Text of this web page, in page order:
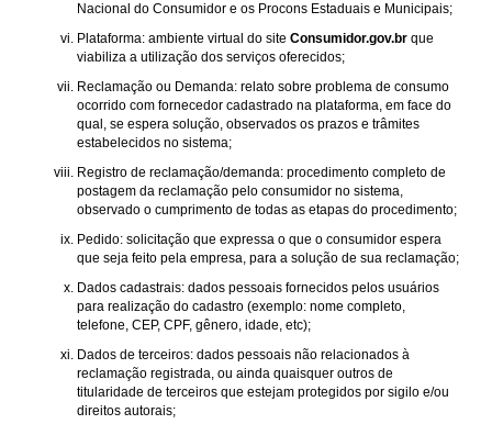
Nacional do Consumidor e os Procons Estaduais e Municipais;
Plataforma: ambiente virtual do site Consumidor.gov.br que
viabiliza a utilização dos serviços oferecidos;
Reclamação ou Demanda: relato sobre problema de consumo
ocorrido com fornecedor cadastrado na plataforma, em face do
qual, se espera solução, observados os prazos e trâmites
estabelecidos no sistema;
Registro de reclamação/demanda: procedimento completo de
postagem da reclamação pelo consumidor no sistema,
observado o cumprimento de todas as etapas do procedimento;
Pedido: solicitação que expressa o que o consumidor espera
que seja feito pela empresa, para a solução de sua reclamação;
Dados cadastrais: dados pessoais fornecidos pelos usuários
para realização do cadastro (exemplo: nome completo,
telefone, CEP, CPF, gênero, idade, etc);
Dados de terceiros: dados pessoais não relacionados à
reclamação registrada, ou ainda quaisquer outros de
titularidade de terceiros que estejam protegidos por sigilo e/ou
direitos autorais;